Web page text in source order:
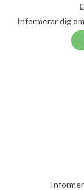
Informerar dig